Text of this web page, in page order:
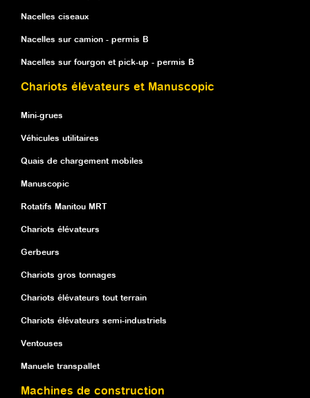
Nacelles ciseaux
Nacelles sur camion - permis B
Nacelles sur fourgon et pick-up - permis B
Chariots élévateurs et Manuscopic
Mini-grues
Véhicules utilitaires
Quais de chargement mobiles
Manuscopic
Rotatifs Manitou MRT
Chariots élévateurs
Gerbeurs
Chariots gros tonnages
Chariots élévateurs tout terrain
Chariots élévateurs semi-industriels
Ventouses
Manuele transpallet
Machines de construction